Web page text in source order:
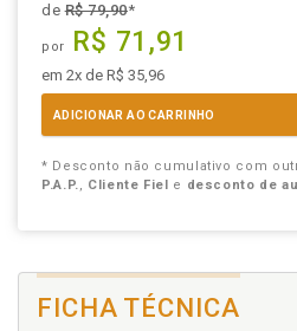
deR$ 79,90*
por R$ 71,91
em 2x de R$ 35,96
ADICIONAR AO CARRINHO
* Desconto não cumulativo com
P.A.P., Cliente Fiel e desconto de
FICHA TÉCNICA